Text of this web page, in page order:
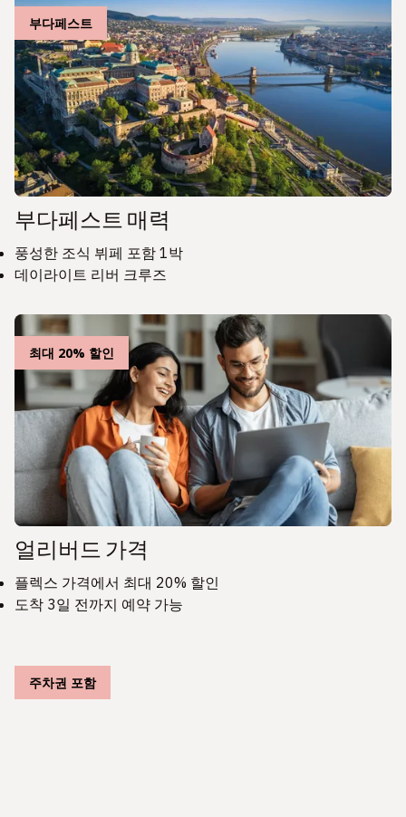
부다페스트
부다페스트 매력
풍성한 조식 뷔페 포함 1박
데이라이트 리버 크루즈
최대 20% 할인
얼리버드 가격
플렉스 가격에서 최대 20% 할인
도착 3일 전까지 예약 가능
주차권 포함